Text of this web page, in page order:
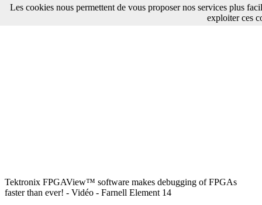
Tektronix FPGAView™ software makes debugging of FPGAs
faster than ever! - Vidéo - Farnell Element 14
Les cookies nous permettent de vous proposer nos services plus
exploiter ces